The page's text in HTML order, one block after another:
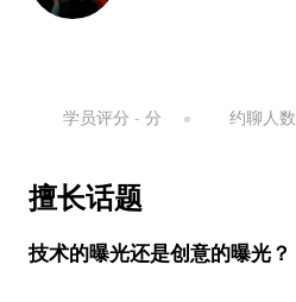
学员评分 - 分 约聊人数
擅长话题
技术的曝光还是创意的曝光？